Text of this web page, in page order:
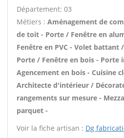
Département: 03
Métiers : Aménagement de
de toit - Porte / Fenêtre en
Fenêtre en PVC - Volet battant
Porte / Fenêtre en bois - Porte
Agencement en bois - Cuisine
Architecte d'intérieur /
rangements sur mesure -
parquet -
Voir la fiche artisan : Dg